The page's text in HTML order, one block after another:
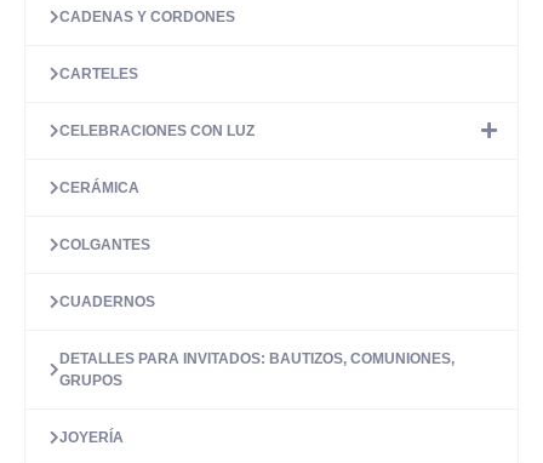
CADENAS Y CORDONES
CARTELES
CELEBRACIONES CON LUZ
CERÁMICA
COLGANTES
CUADERNOS
DETALLES PARA INVITADOS: BAUTIZOS, COMUNIONES,
GRUPOS
JOYERÍA